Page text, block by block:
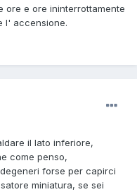
ore e ore ininterrottamente
l' accensione.
il lato inferiore,
come penso,
forse per capirci
miniatura, se sei